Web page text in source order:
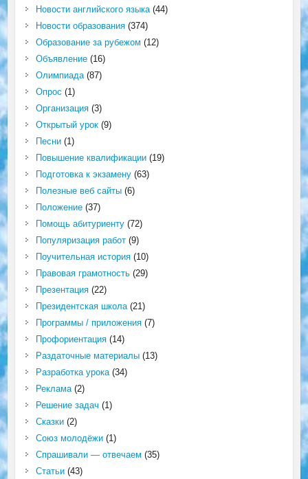
Новости английского языка(44)
Новости образования(374)
Образование за рубежом (12)
Объявление(16)
Олимпиада(87)
Опрос (1)
Организация(3)
Открытый урок(9)
Песни(1)
Повышение квалификации(19)
Подготовка к экзамену(63)
Полезные веб сайты(6)
Положение(37)
Помощь абитуриенту(72)
Популяризация работ(9)
Поучительная история(10)
Правовая грамотность(29)
Презентация(22)
Президентская школа(21)
Программы / приложения(7)
Профориентация(14)
Раздаточные материалы(13)
Разработка урока(34)
Реклама(2)
Решение задач (1)
Сказки(2)
Союз молодёжи(1)
Спрашивали — отвечаем (35)
Статьи(43)